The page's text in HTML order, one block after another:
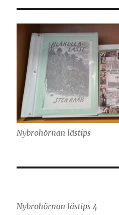
Nybrohörnan lästips
Nybrohörnan lästips 4